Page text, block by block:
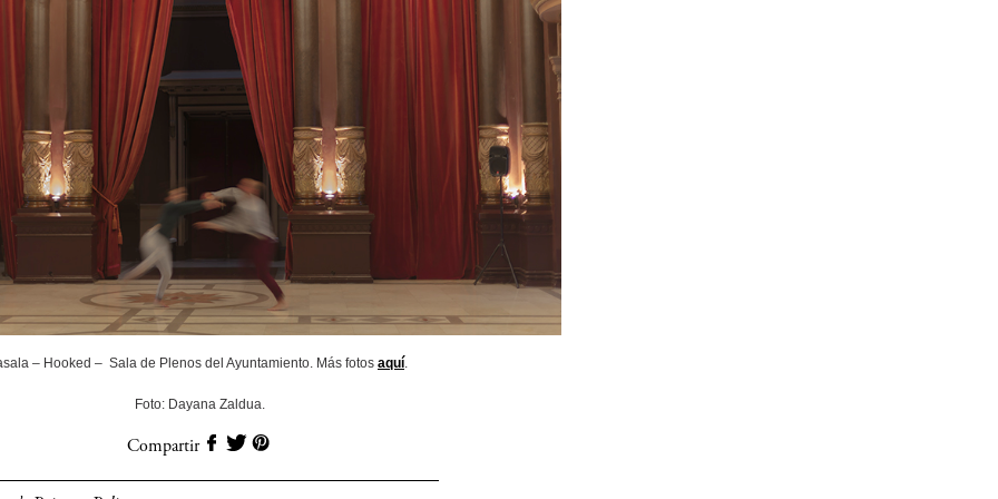
– Hooked – Sala de Plenos del Ayuntamiento. Más fotos aquí.
Foto: Dayana Zaldua.
Compartir